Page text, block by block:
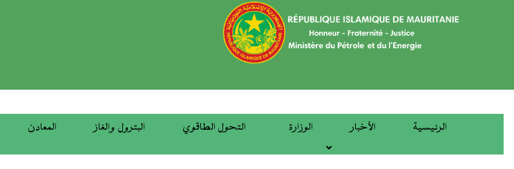
الرئيسية الأخبار الوزارة التحول الطاقوي البترول والغاز المعادن